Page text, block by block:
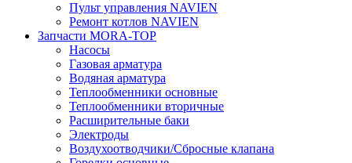
Пульт управления NAVIEN
Ремонт котлов NAVIEN
Запчасти MORA-TOP
Насосы
Газовая арматура
Водяная арматура
Теплообменники основные
Теплообменники вторичные
Расширительные баки
Электроды
Воздухоотводчики/Сбросные клапана